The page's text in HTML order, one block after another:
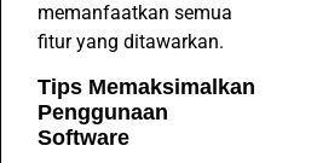
memanfaatkan semua
fitur yang ditawarkan.
Tips Memaksimalkan
Penggunaan
Software